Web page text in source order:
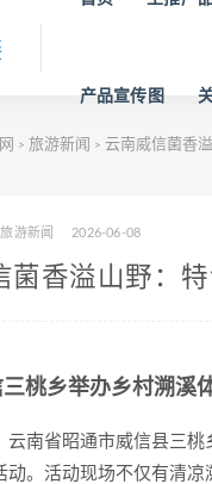
产品宣传图
> 旅游新闻 > 云南威信菌香
旅游新闻 2026-06-08
菌香溢山野：
桃乡举办乡村溯溪
南省昭通市威信县三桃
动。活动现场不仅有清